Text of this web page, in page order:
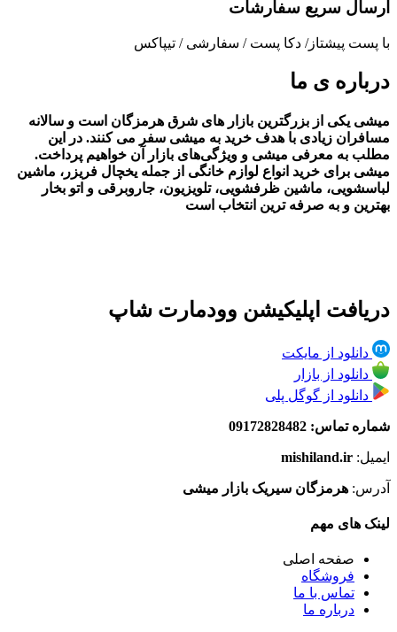
ارسال سریع سفارشات
با پست پیشتاز/ دکا پست / سفارشی / تیپاکس
درباره ی ما
میشی یکی از بزرگترین بازار های شرق هرمزگان است و سالانه
مسافران زیادی با هدف خرید به میشی سفر می کنند. در این
مطلب به معرفی میشی و ویژگی‌های بازار آن خواهیم پرداخت.
میشی برای خرید انواع لوازم خانگی از جمله یخچال فریزر، ماشین
لباسشویی، ماشین ظرفشویی، تلویزیون، جاروبرقی و اتو بخار
بهترین و به صرفه ترین انتخاب است
دریافت اپلیکیشن وودمارت شاپ
دانلود از مایکت
دانلود از بازار
دانلود از گوگل پلی
شماره تماس: 09172828482
ایمیل: mishiland.ir
آدرس: هرمزگان سیریک بازار میشی
لینک های مهم
صفحه اصلی
فروشگاه
تماس با ما
درباره ما